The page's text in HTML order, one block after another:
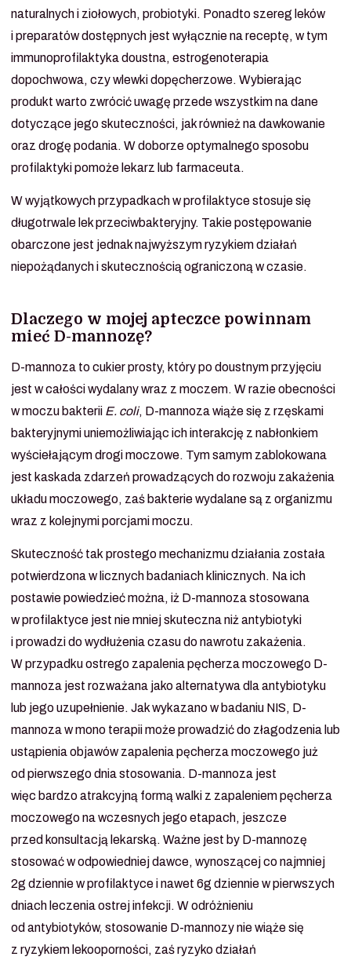
naturalnych i ziołowych, probiotyki. Ponadto szereg leków
i preparatów dostępnych jest wyłącznie na receptę, w tym
immunoprofilaktyka doustna, estrogenoterapia
dopochwowa, czy wlewki dopęcherzowe. Wybierając
produkt warto zwrócić uwagę przede wszystkim na dane
dotyczące jego skuteczności, jak również na dawkowanie
oraz drogę podania. W doborze optymalnego sposobu
profilaktyki pomoże lekarz lub farmaceuta.
W wyjątkowych przypadkach w profilaktyce stosuje się
długotrwale lek przeciwbakteryjny. Takie postępowanie
obarczone jest jednak najwyższym ryzykiem działań
niepożądanych i skutecznością ograniczoną w czasie.
Dlaczego w mojej apteczce powinnam
mieć D-mannozę?
D-mannoza to cukier prosty, który po doustnym przyjęciu
jest w całości wydalany wraz z moczem. W razie obecności
w moczu bakterii E. coli, D-mannoza wiąże się z rzęskami
bakteryjnymi uniemożliwiając ich interakcję z nabłonkiem
wyściełającym drogi moczowe. Tym samym zablokowana
jest kaskada zdarzeń prowadzących do rozwoju zakażenia
układu moczowego, zaś bakterie wydalane są z organizmu
wraz z kolejnymi porcjami moczu.
Skuteczność tak prostego mechanizmu działania została
potwierdzona w licznych badaniach klinicznych. Na ich
postawie powiedzieć można, iż D-mannoza stosowana
w profilaktyce jest nie mniej skuteczna niż antybiotyki
i prowadzi do wydłużenia czasu do nawrotu zakażenia.
W przypadku ostrego zapalenia pęcherza moczowego D-
mannoza jest rozważana jako alternatywa dla antybiotyku
lub jego uzupełnienie. Jak wykazano w badaniu NIS, D-
mannoza w mono terapii może prowadzić do złagodzenia lub
ustąpienia objawów zapalenia pęcherza moczowego już
od pierwszego dnia stosowania. D-mannoza jest
więc bardzo atrakcyjną formą walki z zapaleniem pęcherza
moczowego na wczesnych jego etapach, jeszcze
przed konsultacją lekarską. Ważne jest by D-mannozę
stosować w odpowiedniej dawce, wynoszącej co najmniej
2g dziennie w profilaktyce i nawet 6g dziennie w pierwszych
dniach leczenia ostrej infekcji. W odróżnieniu
od antybiotyków, stosowanie D-mannozy nie wiąże się
z ryzykiem lekooporności, zaś ryzyko działań